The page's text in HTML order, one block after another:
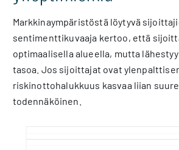
Markkinaympäristöstä löytyvä
sentimenttikuvaaja kertoo, että
optimaalisella alueella, mutta
tasoa. Jos sijoittajat ovat
riskinottohalukkuus kasvaa liian
todennäköinen.